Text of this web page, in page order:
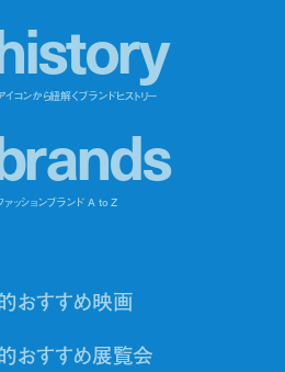
istory
イコンから紐解くブランドヒストリー
rands
ァッションブランド A to Z
おすすめ映画
おすすめ展覧会